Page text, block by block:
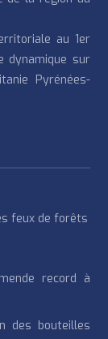
au 1er
dynamique sur
Pyrénées-
feux de forêts
record à
des bouteilles